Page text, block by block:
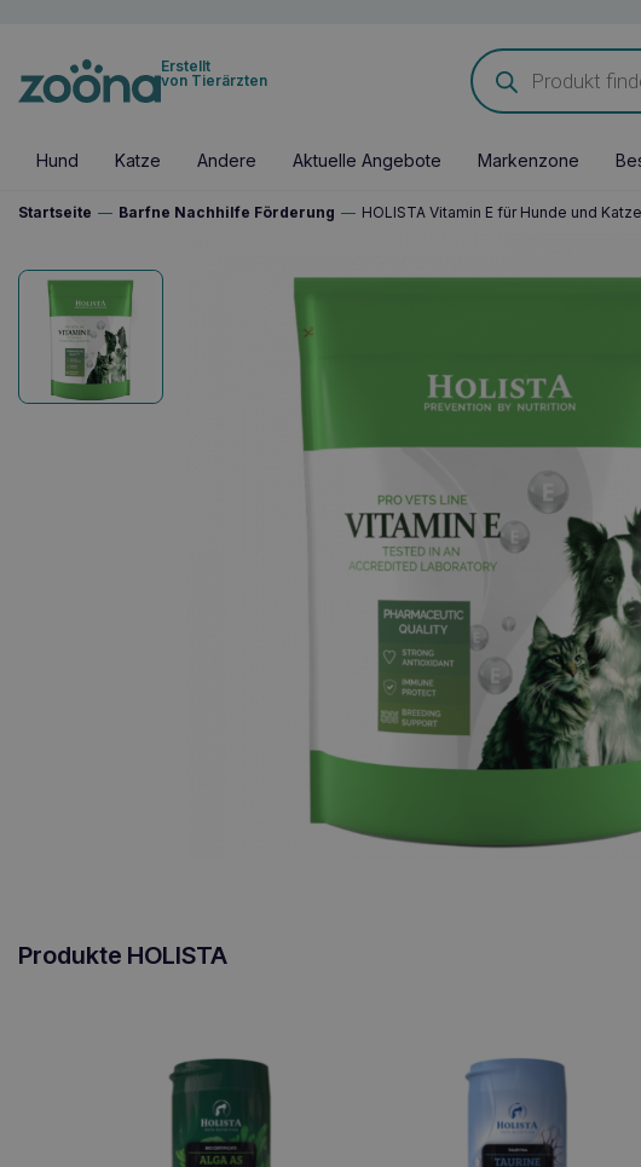
Erstellt
von Tierärzten
Products
search
Hund Katze Andere Aktuelle Angebote Markenzone
Startseite — Barfne Nachhilfe Förderung — HOLISTA Vitamin E für Hunde und
Produkte HOLISTA